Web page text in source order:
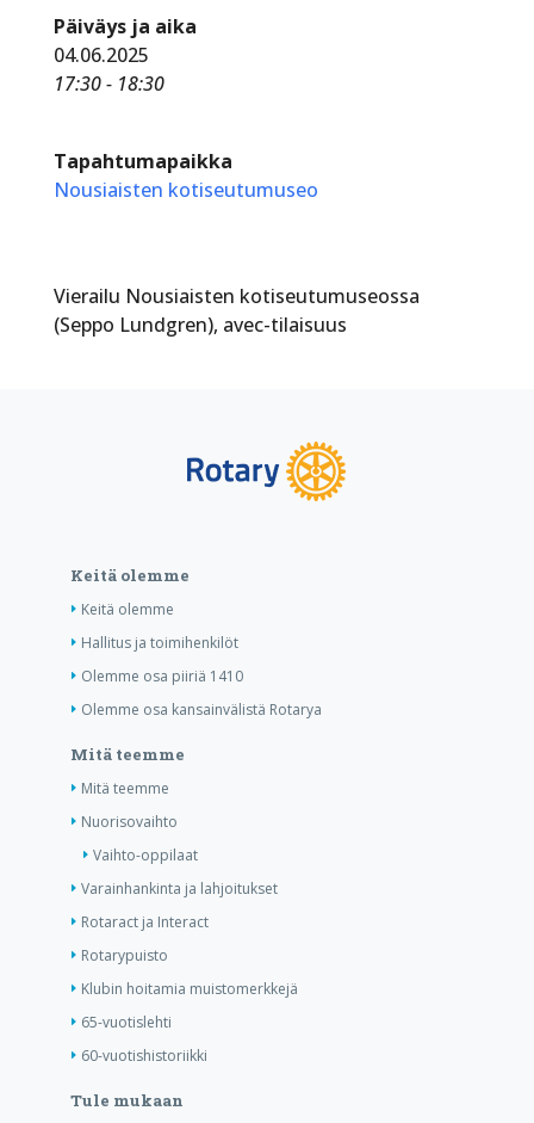
Päiväys ja aika
04.06.2025
17:30 - 18:30
Tapahtumapaikka
Nousiaisten kotiseutumuseo
Vierailu Nousiaisten kotiseutumuseossa
(Seppo Lundgren), avec-tilaisuus
Keitä olemme
Keitä olemme
Hallitus ja toimihenkilöt
Olemme osa piiriä 1410
Olemme osa kansainvälistä Rotarya
Mitä teemme
Mitä teemme
Nuorisovaihto
Vaihto-oppilaat
Varainhankinta ja lahjoitukset
Rotaract ja Interact
Rotarypuisto
Klubin hoitamia muistomerkkejä
65-vuotislehti
60-vuotishistoriikki
Tule mukaan